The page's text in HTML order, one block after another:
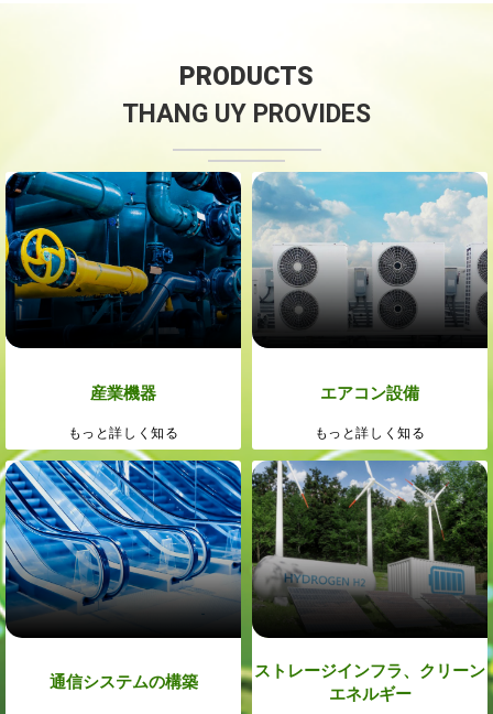
PRODUCTS
THANG UY PROVIDES
産業機器
もっと詳しく知る
エアコン設備
もっと詳しく知る
通信システムの構築
ストレージインフラ、クリーン
エネルギー